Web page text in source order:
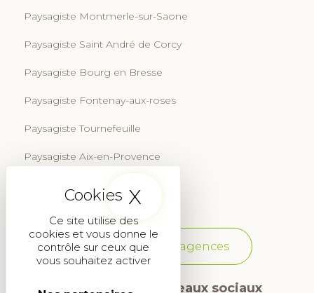
Ce site utilise des
cookies et vous donne le
contrôle sur ceux que
vous souhaitez activer
X
Paysagiste Montmerle-sur-Saone
Paysagiste Saint André de Corcy
Paysagiste Bourg en Bresse
Paysagiste Fontenay-aux-roses
Paysagiste Tournefeuille
Paysagiste Aix-en-Provence
Voir toutes les agences
Suivez-nous sur les réseaux sociaux